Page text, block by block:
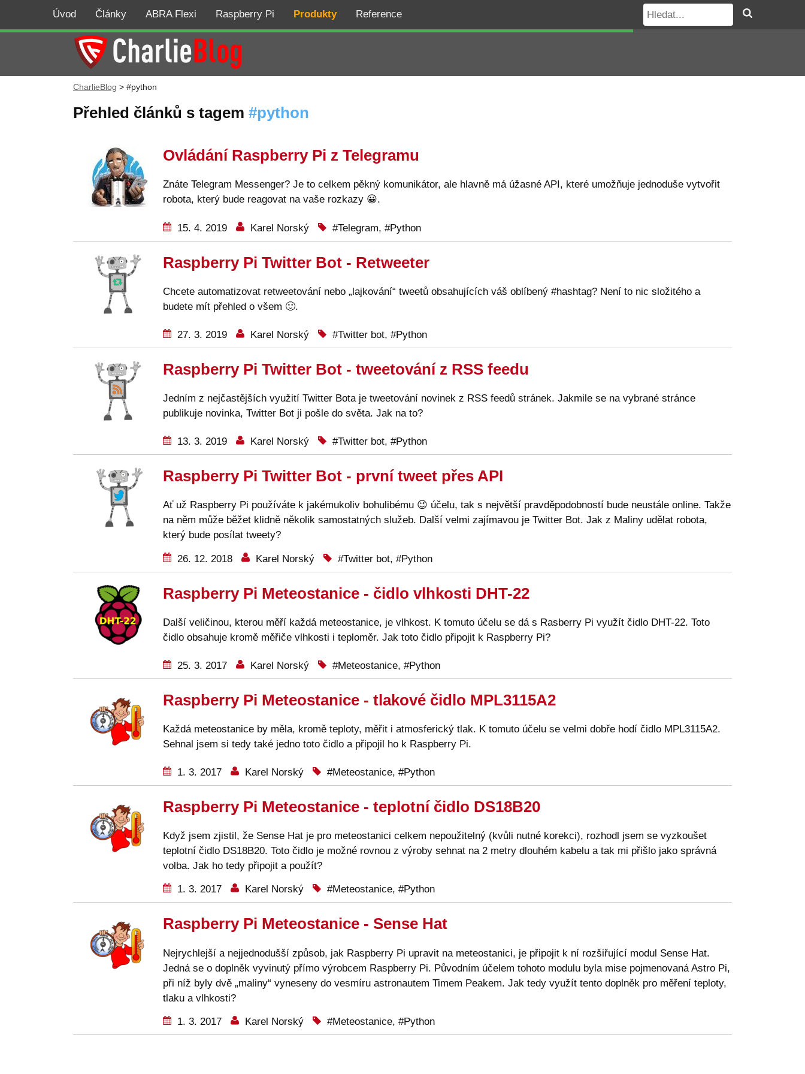
CharlieBlog > #python
Přehled článků s tagem python
Ovládání Raspberry Pi z Telegramu
Znáte Telegram Messenger? Je to celkem pěkný komunikátor, ale hlavně má úžasné API, které umožňuje jednoduše vytvořit
robota, který bude reagovat na vaše rozkazy 😀.
15. 4. 2019 Karel Norský Telegram, Python
Raspberry Pi Twitter Bot - Retweeter
Chcete automatizovat retweetování nebo „lajkování“ tweetů obsahujících váš oblíbený #hashtag? Není to nic složitého a
budete mít přehled o všem 🙂.
27. 3. 2019 Karel Norský Twitter bot, Python
Raspberry Pi Twitter Bot - tweetování z RSS feedu
Jedním z nejčastějších využití Twitter Bota je tweetování novinek z RSS feedů stránek. Jakmile se na vybrané stránce
publikuje novinka, Twitter Bot ji pošle do světa. Jak na to?
13. 3. 2019 Karel Norský Twitter bot, Python
Raspberry Pi Twitter Bot - první tweet přes API
Ať už Raspberry Pi používáte k jakémukoliv bohulibému 😉 účelu, tak s největší pravděpodobností bude neustále online. Takže
na něm může běžet klidně několik samostatných služeb. Další velmi zajímavou je Twitter Bot. Jak z Maliny udělat robota,
který bude posílat tweety?
26. 12. 2018 Karel Norský Twitter bot, Python
Raspberry Pi Meteostanice - čidlo vlhkosti DHT-22
Další veličinou, kterou měří každá meteostanice, je vlhkost. K tomuto účelu se dá s Rasberry Pi využít čidlo DHT-22. Toto
čidlo obsahuje kromě měřiče vlhkosti i teploměr. Jak toto čidlo připojit k Raspberry Pi?
25. 3. 2017 Karel Norský Meteostanice, Python
Raspberry Pi Meteostanice - tlakové čidlo MPL3115A2
Každá meteostanice by měla, kromě teploty, měřit i atmosferický tlak. K tomuto účelu se velmi dobře hodí čidlo MPL3115A2.
Sehnal jsem si tedy také jedno toto čidlo a připojil ho k Raspberry Pi.
1. 3. 2017 Karel Norský Meteostanice, Python
Raspberry Pi Meteostanice - teplotní čidlo DS18B20
Když jsem zjistil, že Sense Hat je pro meteostanici celkem nepoužitelný (kvůli nutné korekci), rozhodl jsem se vyzkoušet
teplotní čidlo DS18B20. Toto čidlo je možné rovnou z výroby sehnat na 2 metry dlouhém kabelu a tak mi přišlo jako správná
volba. Jak ho tedy připojit a použít?
1. 3. 2017 Karel Norský Meteostanice, Python
Raspberry Pi Meteostanice - Sense Hat
Nejrychlejší a nejjednodušší způsob, jak Raspberry Pi upravit na meteostanici, je připojit k ní rozšiřující modul Sense Hat.
Jedná se o doplněk vyvinutý přímo výrobcem Raspberry Pi. Původním účelem tohoto modulu byla mise pojmenovaná Astro Pi,
při níž byly dvě „maliny“ vyneseny do vesmíru astronautem Timem Peakem. Jak tedy využít tento doplněk pro měření teploty,
tlaku a vlhkosti?
1. 3. 2017 Karel Norský Meteostanice, Python
Úvod Články ABRA Flexi Raspberry Pi Produkty Reference